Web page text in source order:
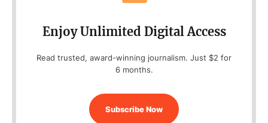
Enjoy Unlimited Digital Access
Read trusted, award-winning journalism. Just $2 for
6 months.
Subscribe Now